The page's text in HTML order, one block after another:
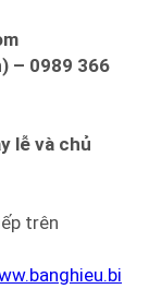
– 0989 366
lễ và chủ
trên